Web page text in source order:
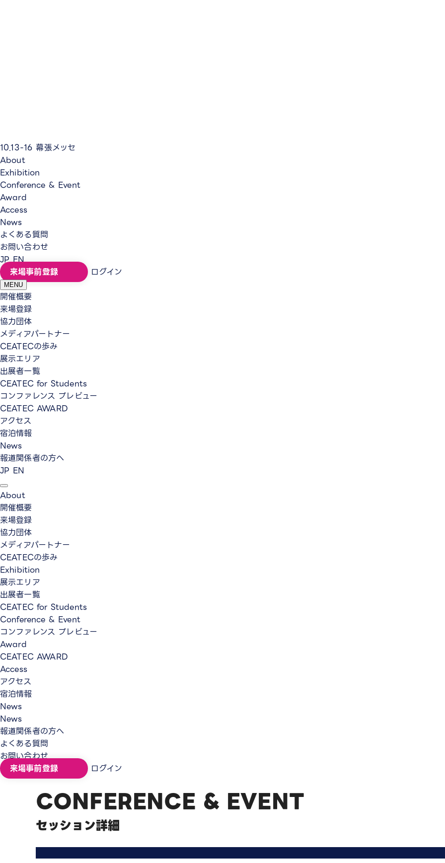
10.13-16 幕張メッセ
About
Exhibition
Conference & Event
Award
Access
News
よくある質問
お問い合わせ
JP EN
来場事前登録
ログイン
MENU
開催概要
来場登録
協力団体
メディアパートナー
CEATECの歩み
展示エリア
出展者一覧
CEATEC for Students
コンファレンス プレビュー
CEATEC AWARD
アクセス
宿泊情報
News
報道関係者の方へ
JP EN
About
開催概要
来場登録
協力団体
メディアパートナー
CEATECの歩み
Exhibition
展示エリア
出展者一覧
CEATEC for Students
Conference & Event
コンファレンス プレビュー
Award
CEATEC AWARD
Access
アクセス
宿泊情報
News
News
報道関係者の方へ
よくある質問
お問い合わせ
来場事前登録
ログイン
CONFERENCE & EVENT
セッション詳細